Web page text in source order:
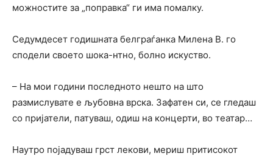
можностите за „поправка“ ги има помалку.
Седумдесет годишната белграѓанка Милена В. го
сподели своето шока-нтно, болно искуство.
– На мои години последното нешто на што
размислувате е љубовна врска. Зафатен си, се гледаш
со пријатели, патуваш, одиш на концерти, во театар…
Наутро појадуваш грст лекови, мериш притисокот